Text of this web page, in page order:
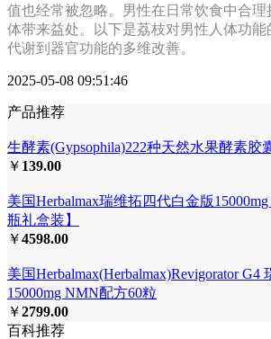
值也经常被忽略。男性在日常饮食中合
体带来益处。以下是荔枝对男性人体功
代谢到器官功能的多维改善。
2025-05-08 09:51:46
产品推荐
生酵素(Gypsophila)222种天然水果酵素胶
￥ 139.00
美国Herbalmax瑞维拓四代白金版
瓶礼盒装】
￥4598.00
美国Herbalmax(Herbalmax)Revigorator G4
15000mg NMN配方60粒
￥2799.00
百科推荐